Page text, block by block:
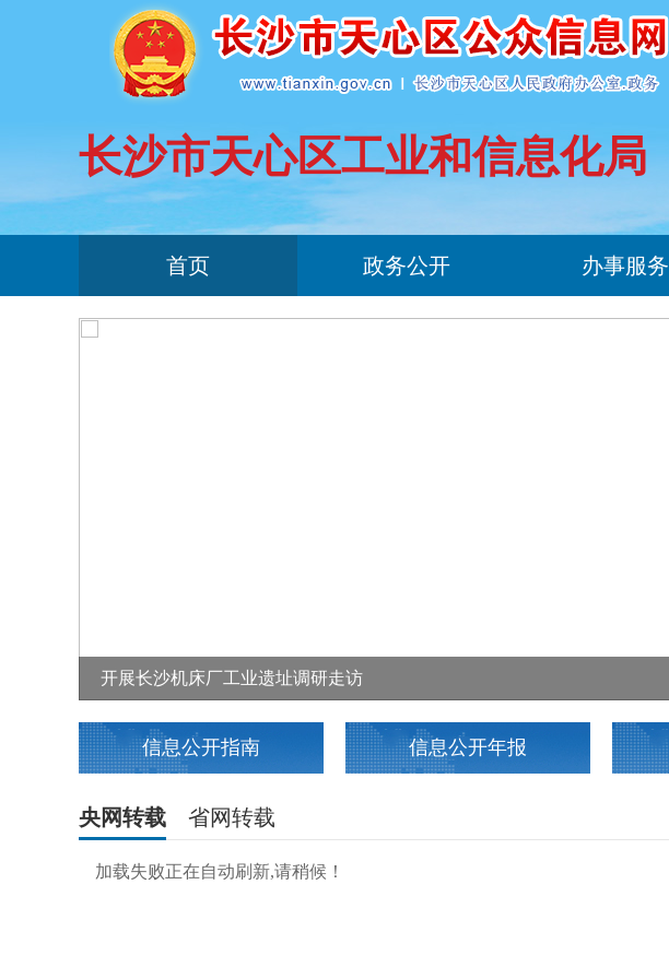
长沙市天心区工业和信息化局
首页 政务公开 办事服务
开展长沙机床厂工业遗址调研走访
信息公开指南 信息公开年报
央网转载 省网转载
加载失败正在自动刷新,请稍候！